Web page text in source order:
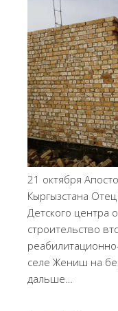
21 октября
Кыргызстана
Детского центра
строительство
селе Жениш на
дальше…